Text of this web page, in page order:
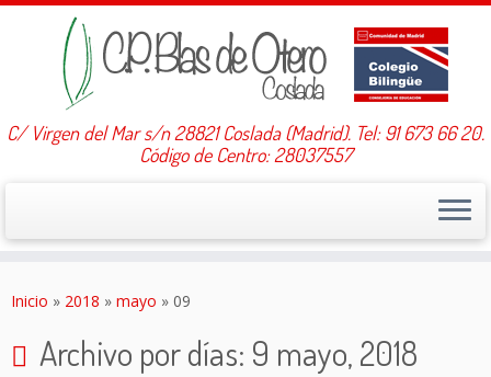
C/ Virgen del Mar s/n 28821 Coslada (Madrid). Tel: 91 673 66 20.
Código de Centro: 28037557
Inicio » 2018 » mayo » 09
Archivo por días: 9 mayo, 2018